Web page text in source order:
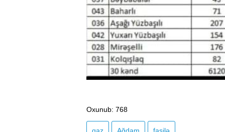
Oxunub: 768
qaz Ağdam fasilə